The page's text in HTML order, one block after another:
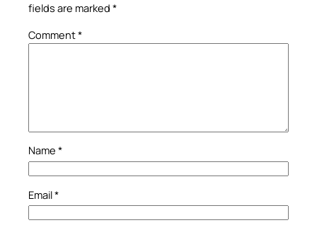
fields are marked *
Comment*
Name *
Email*